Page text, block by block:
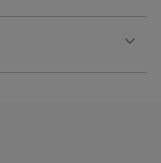
or
or